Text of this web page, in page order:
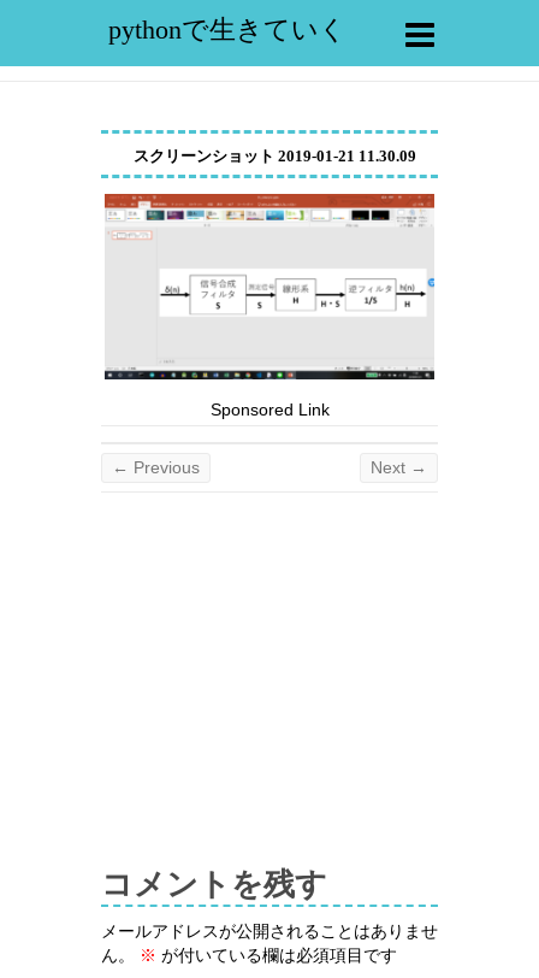
pythonで生きていく
スクリーンショット 2019-01-21 11.30.09
Sponsored Link
← Previous Next →
コメントを残す
メールアドレスが公開されることはありませ
ん。
※ が付いている欄は必須項目です